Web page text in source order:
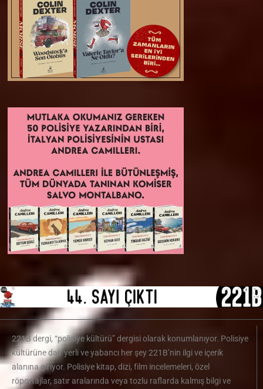
221B dergi, “polisiye kültürü” dergisi olarak konumlanıyor. Polisiye
kültürüne dair yerli ve yabancı her şey 221B’nin ilgi ve içerik
alanına giriyor. Polisiye kitap, dizi, film incelemeleri, özel
röportajlar, satır aralarında veya tozlu raflarda kalmış bilgi ve